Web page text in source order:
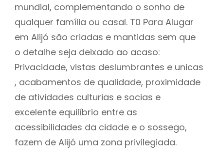
mundial, complementando o sonho de
qualquer família ou casal. T0 Para Alugar
em Alijó são criadas e mantidas sem que
o detalhe seja deixado ao acaso:
Privacidade, vistas deslumbrantes e unicas
, acabamentos de qualidade, proximidade
de atividades culturias e socias e
excelente equilíbrio entre as
acessibilidades da cidade e o sossego,
fazem de Alijó uma zona privilegiada.